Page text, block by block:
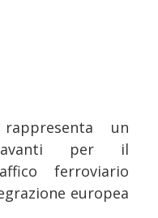
un
avanti per il
ferroviario
europea